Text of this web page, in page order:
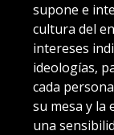
supone e
cultura del
intereses
ideologías,
cada
su mesa y la
una